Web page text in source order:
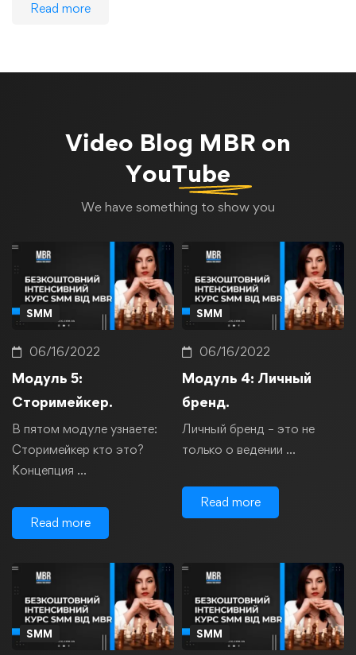
Read more
Video Blog MBR on
YouTube
We have something to show you
SMM
06/16/2022
Модуль 5:
Сторимейкер.
В пятом модуле узнаете:
Сторимейкер кто это?
Концепция …
Read more
SMM
06/16/2022
Модуль 4: Личный
бренд.
Личный бренд – это не
только о ведении …
Read more
SMM SMM